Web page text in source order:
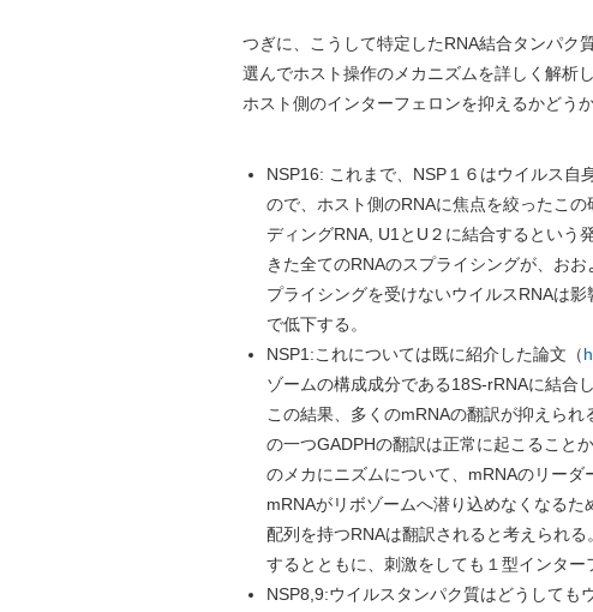
つぎに、こうして特定したRNA結合タンパク
選んでホスト操作のメカニズムを詳しく解析
ホスト側のインターフェロンを抑えるかどう
NSP16: これまで、NSP１６はウイルス自
ので、ホスト側のRNAに焦点を絞ったこ
ディングRNA, U1とU２に結合するという
きた全てのRNAのスプライシングが、お
プライシングを受けないウイルスRNAは
で低下する。
NSP1:これについては既に紹介した論文（
ゾームの構成成分である18S-rRNAに結合
この結果、多くのmRNAの翻訳が抑えら
の一つGADPHの翻訳は正常に起こること
のメカにニズムについて、mRNAのリーダ
mRNAがリボゾームへ潜り込めなくなる
配列を持つRNAは翻訳されると考えられ
するとともに、刺激をしても１型インター
NSP8,9:ウイルスタンパク質はどうしても